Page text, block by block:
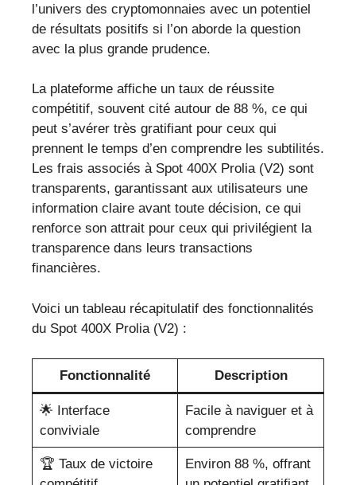
l’univers des cryptomonnaies avec un potentiel
de résultats positifs si l’on aborde la question
avec la plus grande prudence.
La plateforme affiche un taux de réussite
compétitif, souvent cité autour de 88 %, ce qui
peut s’avérer très gratifiant pour ceux qui
prennent le temps d’en comprendre les subtilités.
Les frais associés à Spot 400X Prolia (V2) sont
transparents, garantissant aux utilisateurs une
information claire avant toute décision, ce qui
renforce son attrait pour ceux qui privilégient la
transparence dans leurs transactions
financières.
Voici un tableau récapitulatif des fonctionnalités
du Spot 400X Prolia (V2) :
Fonctionnalité Description
🌟 Interface
conviviale
Facile à naviguer et à
comprendre
🏆 Taux de victoire
Environ 88 %, offrant